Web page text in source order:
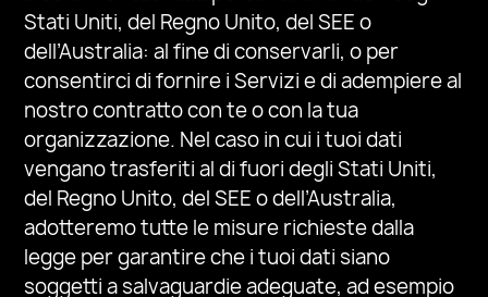
Stati Uniti, del Regno Unito, del SEE o
dell’Australia: al fine di conservarli, o per
consentirci di fornire i Servizi e di adempiere al
nostro contratto con te o con la tua
organizzazione. Nel caso in cui i tuoi dati
vengano trasferiti al di fuori degli Stati Uniti,
del Regno Unito, del SEE o dell’Australia,
adotteremo tutte le misure richieste dalla
legge per garantire che i tuoi dati siano
soggetti a salvaguardie adeguate, ad esempio